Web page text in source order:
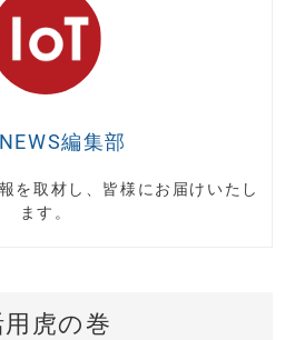
編集部
を取材し、皆様にお届けいたし
ます。
虎の巻